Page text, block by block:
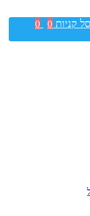
סל קניות 0
0